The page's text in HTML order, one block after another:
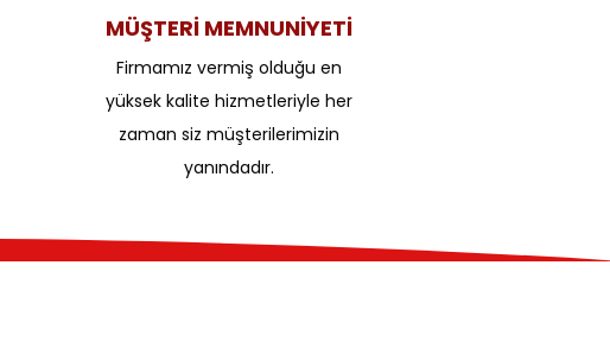
MÜŞTERİ MEMNUNİYETİ
Firmamız vermiş olduğu en
yüksek kalite hizmetleriyle her
zaman siz müşterilerimizin
yanındadır.